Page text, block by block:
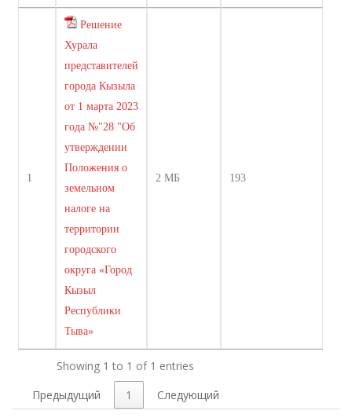
1
Решение
Хурала
представителей
города Кызыла
от 1 марта 2023
года №"28 "Об
утверждении
Положения о
земельном
налоге на
территории
городского
округа «Город
Кызыл
Республики
Тыва»
2 МБ 193
Showing 1 to 1 of 1 entries
Предыдущий
1 Следующий